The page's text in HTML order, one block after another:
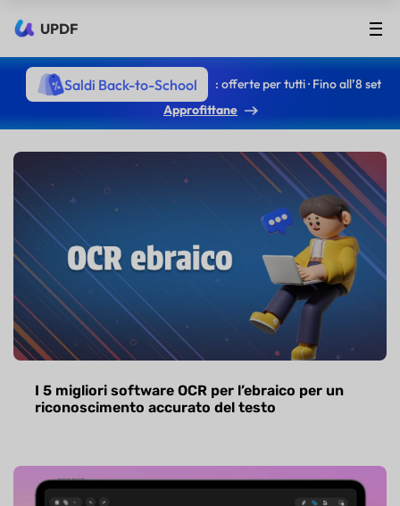
UPDF
Saldi Back-to-School
: offerte per tutti · Fino all’8 set
Approfittane
I 5 migliori software OCR per l’ebraico per un
riconoscimento accurato del testo